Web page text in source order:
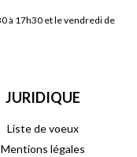
à 17h30 et le vendredi de
JURIDIQUE
Liste de voeux
Mentions légales